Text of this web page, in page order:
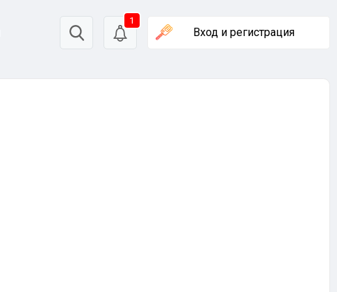
1
Вход и регистрация